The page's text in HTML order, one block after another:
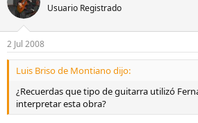
Usuario Registrado
2 Jul 2008
Luis Briso de Montiano dijo:
¿Recuerdas que tipo de guitarra utilizó
interpretar esta obra?